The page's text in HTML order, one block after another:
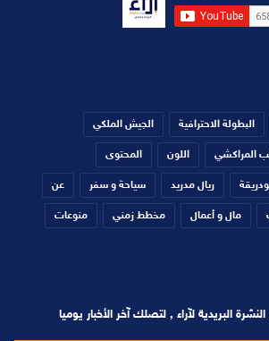
البطولة الاحترافية الجيش الملكي
المراكشي اللون المحتوى
ريال مدريد سياحة و سفر عن
مال و أعمال مخطط زمني منوعات
البريدية لآراء , لتصلك آخر الأخبار يوميا